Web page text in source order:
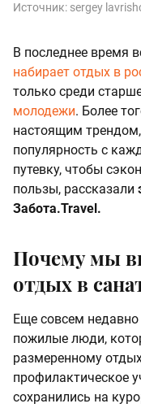
Источник: sergey
В последнее время
набирает отдых в
только среди
молодежи. Более
настоящим
популярность с
путевку, чтобы
пользы, рассказали
Забота.Travel.
Почему мы
отдых в
Еще совсем
пожилые люди,
размеренному
профилактическое
сохранились на